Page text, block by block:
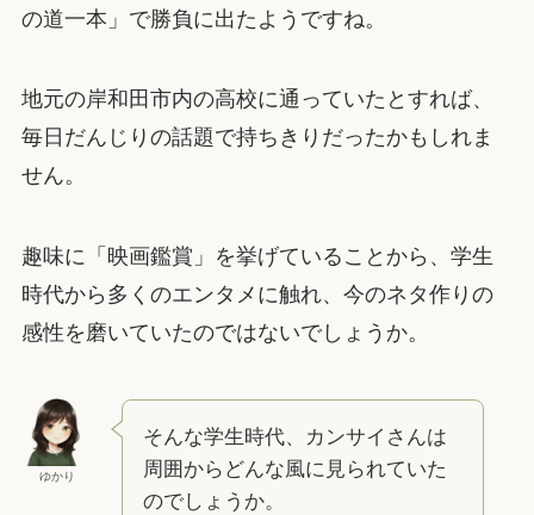
の道一本」で勝負に出たようですね。
地元の岸和田市内の高校に通っていたとすれば、
毎日だんじりの話題で持ちきりだったかもしれま
せん。
趣味に「映画鑑賞」を挙げていることから、学生
時代から多くのエンタメに触れ、今のネタ作りの
感性を磨いていたのではないでしょうか。
ゆかり
そんな学生時代、カンサイさんは
周囲からどんな風に見られていた
のでしょうか。